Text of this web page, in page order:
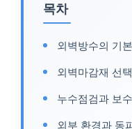
목차
외벽방수의 기
외벽마감재 선
누수점검과 보
외부 환경과 동